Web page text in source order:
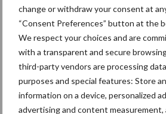
change or withdraw your consent at
“Consent Preferences” button at the
We respect your choices and are
with a transparent and secure
third-party vendors are processing
purposes and special features: Store
information on a device, personalized
advertising and content measurement,
Global Dairy Trade
De Global Dairy Trade index daalde
tot en met augustus 2023, met af en toe
augustus steeg de index met 28